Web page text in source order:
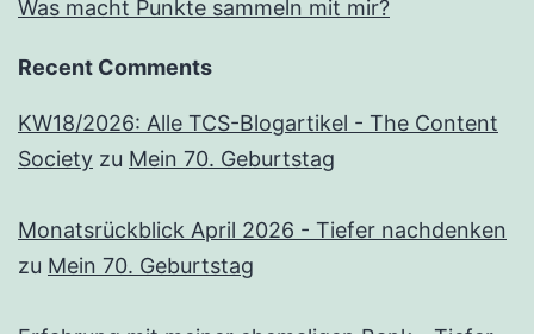
Was macht Punkte sammeln mit mir?
Recent Comments
KW18/2026: Alle TCS-Blogartikel - The Content
Society zu Mein 70. Geburtstag
Monatsrückblick April 2026 - Tiefer nachdenken
zu Mein 70. Geburtstag